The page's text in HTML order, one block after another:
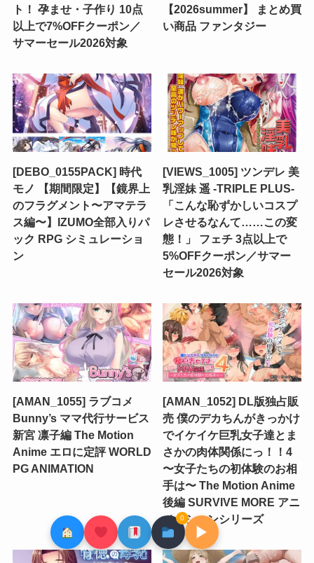
ト！ 孕ませ・子作り 10点
以上で7%OFFクーポン／
サマーセール2026対象
【2026summer】 まとめ買
い商品 ファンタジー
[DEBO_0155PACK] 時代
モノ 【期間限定】【鏡界上
のフラグメント〜アマテラ
ス編〜】IZUMO全部入りパ
ック RPG シミュレーショ
ン
[VIEWS_1005] ツンデレ 美
乳淫妹 遥 -TRIPLE PLUS-
「こんな恥ずかしいコスプ
レさせるなんて……この変
態！」 フェチ 3点以上で
5%OFFクーポン／サマー
セール2026対象
[AMAN_1055] ラブコメ
Bunny’s ママ代行サービス
新宮 凛子編 The Motion
Anime エロに定評 WORLD
PG ANIMATION
[AMAN_1052] DL版独占販
売 僕のデカちんがきっかけ
でイケイケ巨乳女子達とま
さかの肉体関係にっ！！4
〜女子たちの初体験のお相
手は〜 The Motion Anime
後編 SURVIVE MORE アニ
メーションシリーズ
0
▶